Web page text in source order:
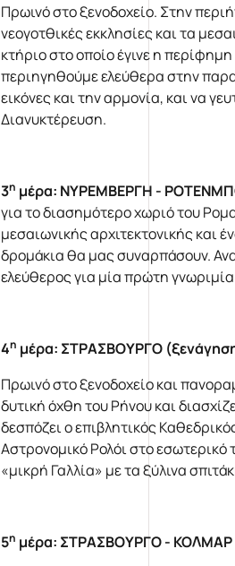
Πρωινό στο ξενοδοχείο. Στην
νεογοτθικές εκκλησίες και τα
κτήριο στο οποίο έγινε η
περιηγηθούμε ελεύθερα στην
εικόνες και την αρμονία, και να
Διανυκτέρευση.
3η μέρα: ΝΥΡΕΜΒΕΡΓΗ -
για το διασημότερο χωριό του
μεσαιωνικής αρχιτεκτονικής και
δρομάκια θα μας συναρπάσουν.
ελεύθερος για μία πρώτη
4η μέρα: ΣΤΡΑΣΒΟΥΡΓΟ
Πρωινό στο ξενοδοχείο και
δυτική όχθη του Ρήνου και
δεσπόζει ο επιβλητικός
Αστρονομικό Ρολόι στο
«μικρή Γαλλία» με τα ξύλινα
5η μέρα: ΣΤΡΑΣΒΟΥΡΓΟ - ΚΟΛΜΑΡ